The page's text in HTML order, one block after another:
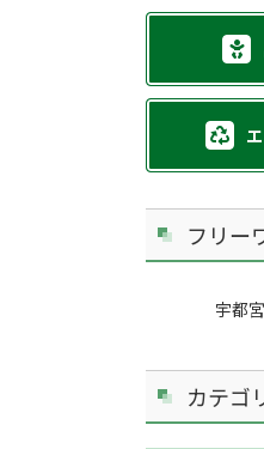
フリー
宇都
カテゴ